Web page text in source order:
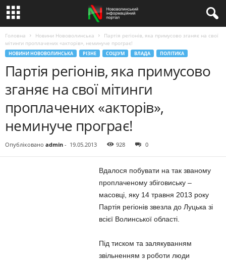
Головна Новини Нововолинська
Партія регіонів, яка примусово зганяє на свої
мітинги проплачених «акторів», неминуче програє!
НОВИНИ НОВОВОЛИНСЬКА РІЗНЕ СОЦІУМ ВЛАДА ПОЛІТИКА
Партія регіонів, яка примусово
зганяє на свої мітинги
проплачених «акторів»,
неминуче програє!
Опубліковано admin - 19.05.2013 928 0
Вдалося побувати на так званому
проплаченому збіговиську –
масовці, яку 14 травня 2013 року
Партія регіонів звезла до Луцька зі
всієї Волинської області.
Під тиском та залякуванням
звільненням з роботи люди